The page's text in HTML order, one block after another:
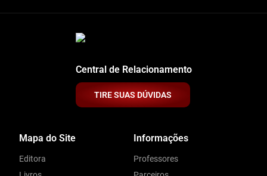
Central de Relacionamento
TIRE SUAS DÚVIDAS
Mapa do Site
Editora
Informações
Professores